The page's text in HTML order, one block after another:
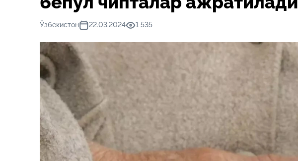
Ўзбекистон 22.03.2024 1 535